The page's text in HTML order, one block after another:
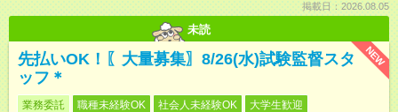
掲載日：2026.08.05
未読
NEW
先払いOK！〖大量募集〗8/26(水)試験監督スタ
ッフ＊
業務委託 職種未経験OK 社会人未経験OK
大学生歓迎